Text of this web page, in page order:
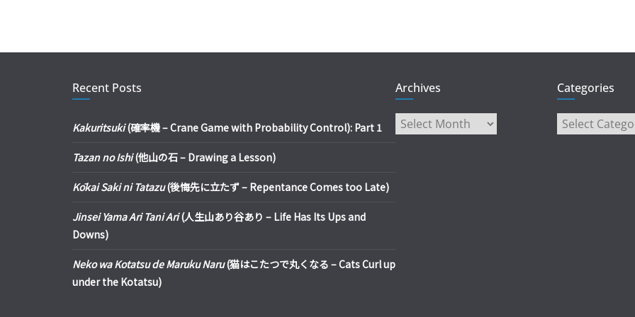
Recent Posts
Kakuritsuki(確率機 – Crane Game with Probability Control): Part 1
Tazan no Ishi(他山の石 – Drawing a Lesson)
Kōkai Saki ni Tatazu(後悔先に立たず – Repentance Comes too Late)
Jinsei Yama Ari Tani Ari(人生山あり谷あり – Life Has Its Ups and
Downs)
Neko wa Kotatsu de Maruku Naru(猫はこたつで丸くなる – Cats Curl up
under the Kotatsu)
Archives
Archives
Categories
Categories